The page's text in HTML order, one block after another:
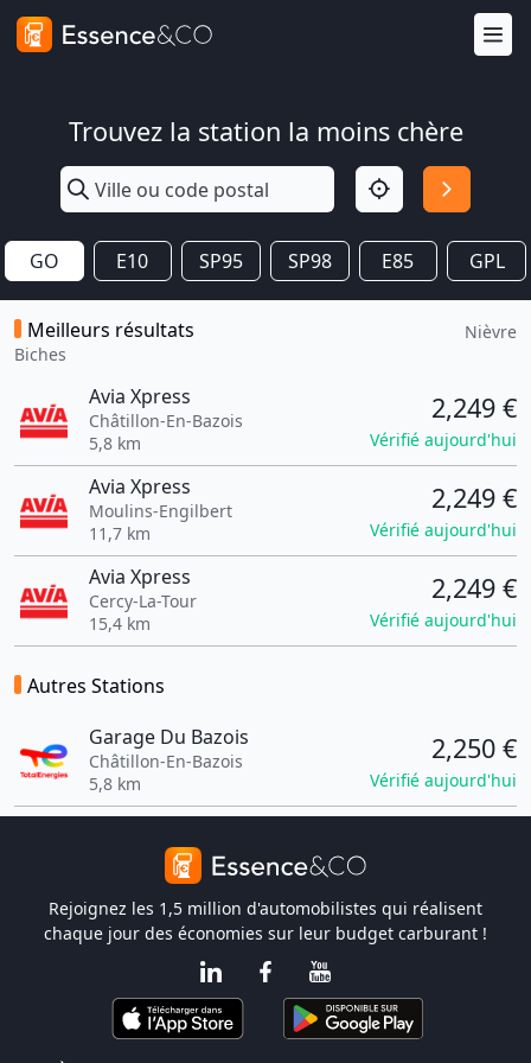
Trouvez la station la moins chère
GO E10 SP95 SP98 E85 GPL
Meilleurs résultats
Biches
Nièvre
Avia Xpress
Châtillon-En-Bazois
5,8 km
2,249 €
Vérifié aujourd'hui
Avia Xpress
Moulins-Engilbert
11,7 km
2,249 €
Vérifié aujourd'hui
Avia Xpress
Cercy-La-Tour
15,4 km
2,249 €
Vérifié aujourd'hui
Autres Stations
Garage Du Bazois
Châtillon-En-Bazois
5,8 km
2,250 €
Vérifié aujourd'hui
Rejoignez les 1,5 million d'automobilistes qui réalisent
chaque jour des économies sur leur budget carburant !